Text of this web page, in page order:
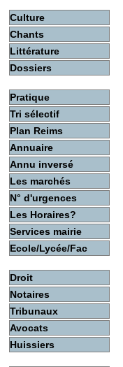
Culture
Chants
Littérature
Dossiers
Pratique
Tri sélectif
Plan Reims
Annuaire
Annu inversé
Les marchés
N° d'urgences
Les Horaires?
Services mairie
Ecole/Lycée/Fac
Droit
Notaires
Tribunaux
Avocats
Huissiers